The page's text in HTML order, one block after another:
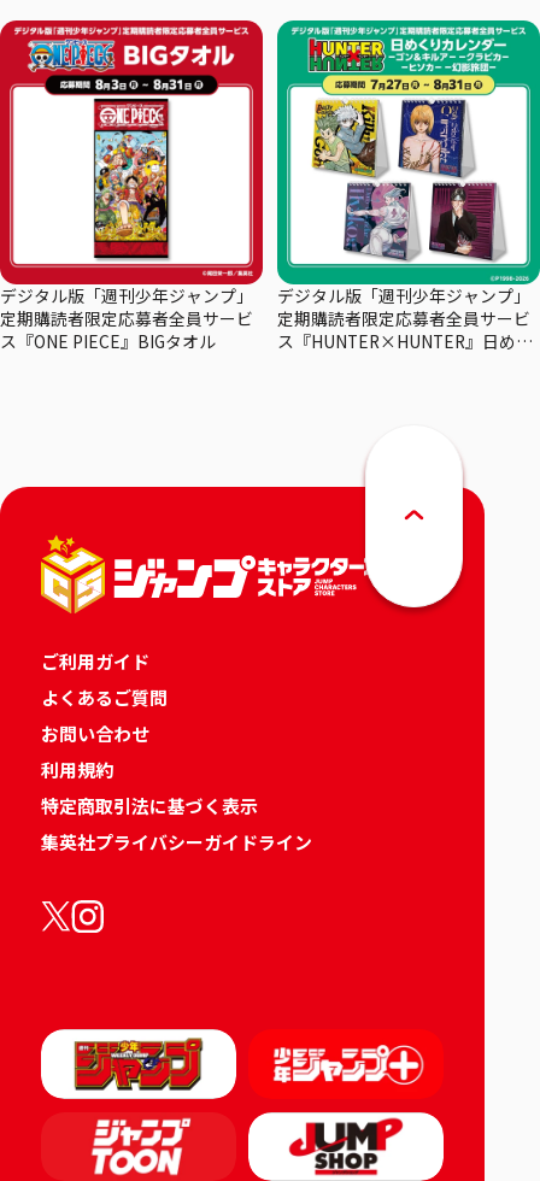
デジタル版「週刊少年ジャンプ」
定期購読者限定応募者全員サービ
ス『ONE PIECE』BIGタオル
デジタル版「週刊少年ジャンプ」
定期購読者限定応募者全員サービ
ス『HUNTER×HUNTER』日めく
ご利用ガイド
よくあるご質問
お問い合わせ
利用規約
特定商取引法に基づく表示
集英社プライバシーガイドライン